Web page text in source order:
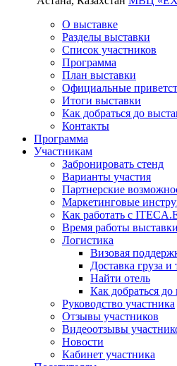
О выставке
Разделы выставки
Список участников
Программа
План выставки
Официальные
Итоги выставки
Как добраться до
Контакты
Программа
Участникам
Забронировать стенд
Варианты участия
Партнерские
Маркетинговые
Как работать с
Время работы выставки
Логистика
Визовая
Доставка груза
Найти отель
Как добраться до
Руководство участника
Отзывы участников
Видеоотзывы
Новости
Кабинет участника